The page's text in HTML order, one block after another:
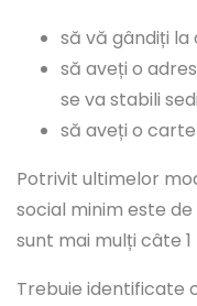
să vă gândiți la
să aveți o
se va stabili
să aveți o
Potrivit ultimelor
social minim este
sunt mai mulți câte
Trebuie identificate